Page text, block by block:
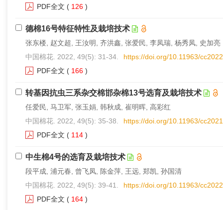
PDF全文 ( 126 )
德棉16号特征特性及栽培技术
张东楼, 赵文超, 王汝明, 齐洪鑫, 张爱民, 李凤瑞, 杨秀凤, 史加亮
中国棉花. 2022, 49(5): 31-34.
https://doi.org/10.11963/
PDF全文 ( 166 )
转基因抗虫三系杂交棉邯杂棉13号选育及栽培技术
任爱民, 马卫军, 张玉娟, 韩秋成, 崔明晖, 高彩红
中国棉花. 2022, 49(5): 35-38.
https://doi.org/10.11963/
PDF全文 ( 114 )
中生棉4号的选育及栽培技术
段平成, 浦元春, 曾飞凤, 陈金萍, 王远, 郑凯, 孙国清
中国棉花. 2022, 49(5): 39-41.
https://doi.org/10.11963/
PDF全文 ( 164 )